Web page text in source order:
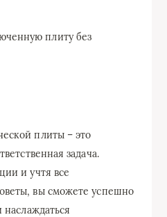
плиту без
плиты – это
задача.
и учтя все
вы сможете успешно
наслаждаться